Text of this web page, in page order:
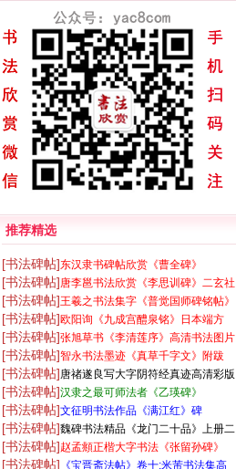
推荐精选
[书法碑帖]东汉隶书碑帖欣赏《曹全碑》
[书法碑帖]唐李邕书法欣赏《李思训碑》二玄社
高清版
[书法碑帖]王羲之书法集字《普觉国师碑铭帖》
[书法碑帖]欧阳询《九成宫醴泉铭》日本端方
(三井)旧藏本
[书法碑帖]张旭草书《李清莲序》高清书法图片
欣赏
[书法碑帖]智永书法墨迹《真草千字文》附跋
[书法碑帖]唐禇遂良写大字阴符经真迹高清彩版
[书法碑帖]汉隶之最可师法者《乙瑛碑》
[书法碑帖]文征明书法作品《满江红》碑
[书法碑帖]魏碑书法精品《龙门二十品》上册二
玄社高清版
[书法碑帖]赵孟頫正楷大字书法《张留孙碑》
[书法碑帖] 《宝晋斋法帖》卷十:米芾书法集高